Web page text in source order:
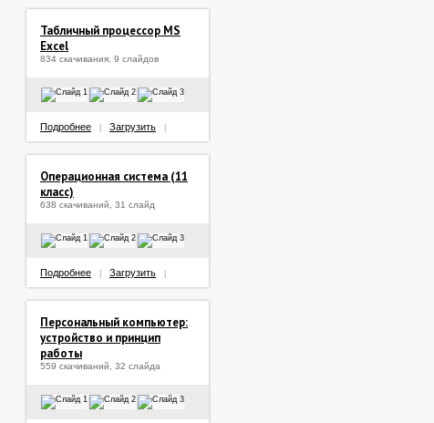
Табличный процессор MS
Excel
834 скачивания, 9 слайдов
Подробнее Загрузить
Операционная система (11
класс)
638 скачиваний, 31 слайд
Подробнее Загрузить
Персональный компьютер:
устройство и принцип
работы
559 скачиваний, 32 слайда